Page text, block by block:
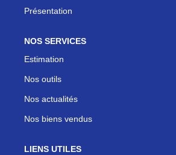
Présentation
NOS SERVICES
Estimation
Nos outils
Nos actualités
Nos biens vendus
LIENS UTILES